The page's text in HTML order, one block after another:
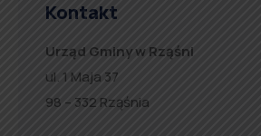
Kontakt
Urząd Gminy w Rząśni
ul. 1 Maja 37
98 – 332 Rząśnia